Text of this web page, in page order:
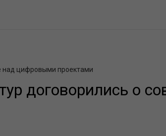
над цифровыми проектами
договорились о